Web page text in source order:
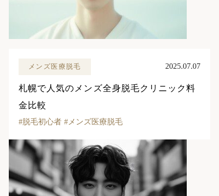
メンズ医療脱毛 2025.07.07
札幌で人気のメンズ全身脱毛クリニック料
金比較
脱毛初心者 メンズ医療脱毛